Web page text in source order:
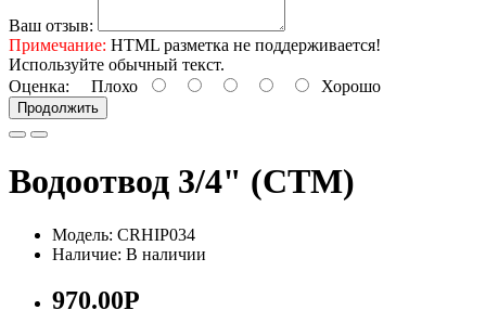
Ваш отзыв:
Примечание: HTML разметка не поддерживается!
Используйте обычный текст.
Оценка: Плохо Хорошо
Продолжить
Водоотвод 3/4" (СТМ)
Модель: CRHIP034
Наличие: В наличии
970.00Р